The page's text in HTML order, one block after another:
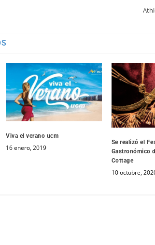
Viva el verano ucm
16 enero, 2019
Se realizó el
Gastronómico
Cottage
10 octubre,